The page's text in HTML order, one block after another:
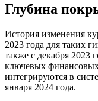
Глубина
История изменения
2023 года для таких
также с декабря 2023
ключевых
интегрируются в
января 2024 года.